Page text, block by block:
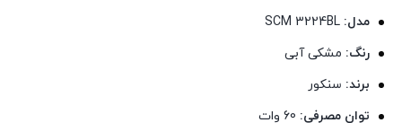
مدل:
رنگ: مشکی آبی
برند: سنکور
توان مصرفی: